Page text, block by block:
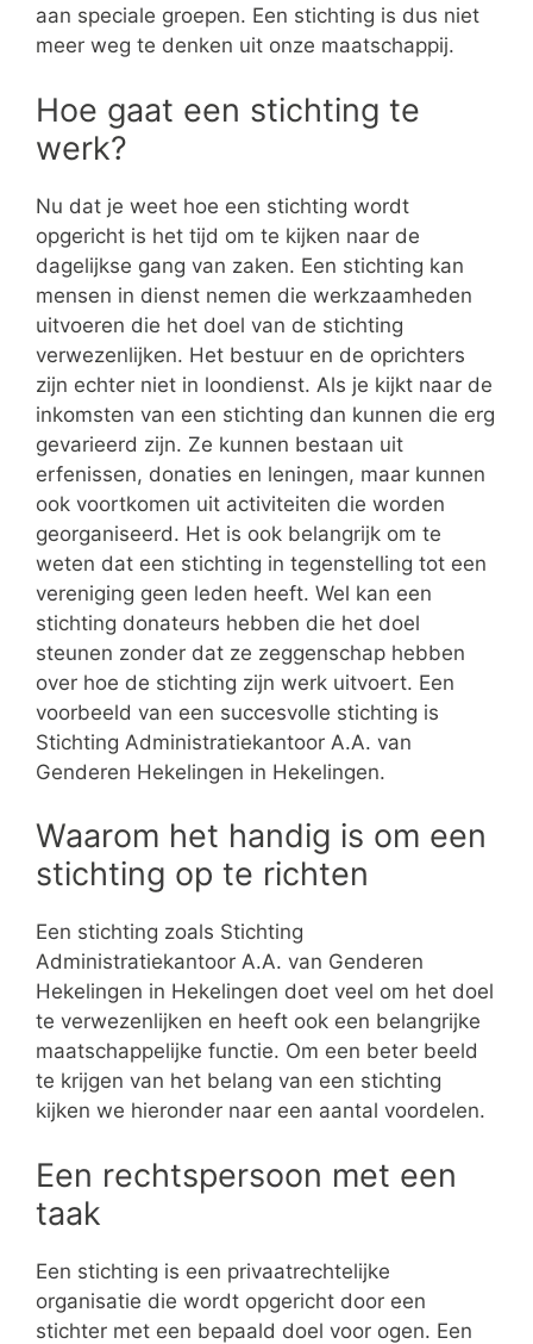
aan speciale groepen. Een stichting is dus niet
meer weg te denken uit onze maatschappij.
Hoe gaat een stichting te
werk?
Nu dat je weet hoe een stichting wordt
opgericht is het tijd om te kijken naar de
dagelijkse gang van zaken. Een stichting kan
mensen in dienst nemen die werkzaamheden
uitvoeren die het doel van de stichting
verwezenlijken. Het bestuur en de oprichters
zijn echter niet in loondienst. Als je kijkt naar de
inkomsten van een stichting dan kunnen die erg
gevarieerd zijn. Ze kunnen bestaan uit
erfenissen, donaties en leningen, maar kunnen
ook voortkomen uit activiteiten die worden
georganiseerd. Het is ook belangrijk om te
weten dat een stichting in tegenstelling tot een
vereniging geen leden heeft. Wel kan een
stichting donateurs hebben die het doel
steunen zonder dat ze zeggenschap hebben
over hoe de stichting zijn werk uitvoert. Een
voorbeeld van een succesvolle stichting is
Stichting Administratiekantoor A.A. van
Genderen Hekelingen in Hekelingen.
Waarom het handig is om een
stichting op te richten
Een stichting zoals Stichting
Administratiekantoor A.A. van Genderen
Hekelingen in Hekelingen doet veel om het doel
te verwezenlijken en heeft ook een belangrijke
maatschappelijke functie. Om een beter beeld
te krijgen van het belang van een stichting
kijken we hieronder naar een aantal voordelen.
Een rechtspersoon met een
taak
Een stichting is een privaatrechtelijke
organisatie die wordt opgericht door een
stichter met een bepaald doel voor ogen. Een